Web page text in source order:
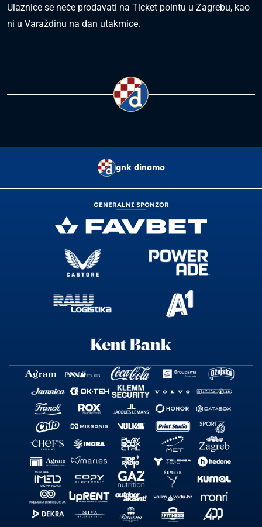
Ulaznice se neće prodavati na Ticket pointu u Zagrebu, kao
ni u Varaždinu na dan utakmice.
gnk dinamo
GENERALNI SPONZOR